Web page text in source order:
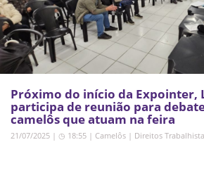
Próximo do início da Expointer,
participa de reunião para
camelôs que atuam na feira
21/07/2025 | ◷ 18:55 | Camelôs | Direitos